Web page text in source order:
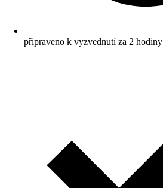
připraveno k vyzvednutí za 2 hodiny